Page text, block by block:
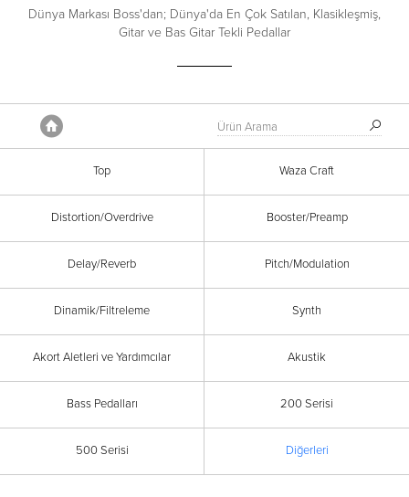
Dünya Markası Boss'dan; Dünya'da En Çok Satılan, Klasikleşmiş,
Gitar ve Bas Gitar Tekli Pedallar
Top Waza Craft
Distortion/Overdrive Booster/Preamp
Delay/Reverb Pitch/Modulation
Dinamik/Filtreleme Synth
Akort Aletleri ve Yardımcılar Akustik
Bass Pedalları 200 Serisi
500 Serisi Diğerleri